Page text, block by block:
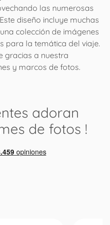
las numerosas
diseño incluye muchas
colección de imágenes
para la temática del viaje.
gracias a nuestra
y marcos de fotos.
adoran
de fotos !